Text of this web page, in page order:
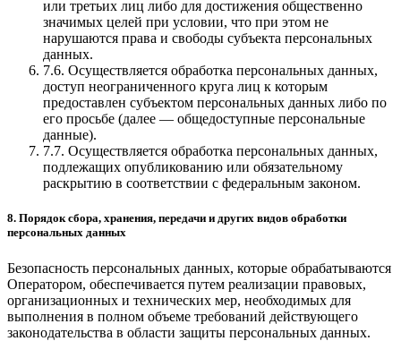
или третьих лиц либо для достижения общественно
значимых целей при условии, что при этом не
нарушаются права и свободы субъекта персональных
данных.
7.6. Осуществляется обработка персональных данных,
доступ неограниченного круга лиц к которым
предоставлен субъектом персональных данных либо по
его просьбе (далее — общедоступные персональные
данные).
7.7. Осуществляется обработка персональных данных,
подлежащих опубликованию или обязательному
раскрытию в соответствии с федеральным законом.
8. Порядок сбора, хранения, передачи и других видов обработки
персональных данных
Безопасность персональных данных, которые обрабатываются
Оператором, обеспечивается путем реализации правовых,
организационных и технических мер, необходимых для
выполнения в полном объеме требований действующего
законодательства в области защиты персональных данных.